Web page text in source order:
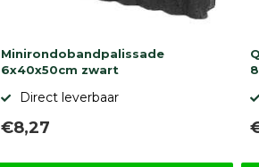
Minirondobandpalissade
6x40x50cm zwart
Direct leverbaar
€8,27